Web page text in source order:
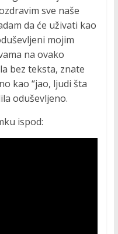
sve naše
da će uživati kao
mojim
na ovako
bez teksta, znate
kao “jao, ljudi šta
oduševljeno.
ispod: